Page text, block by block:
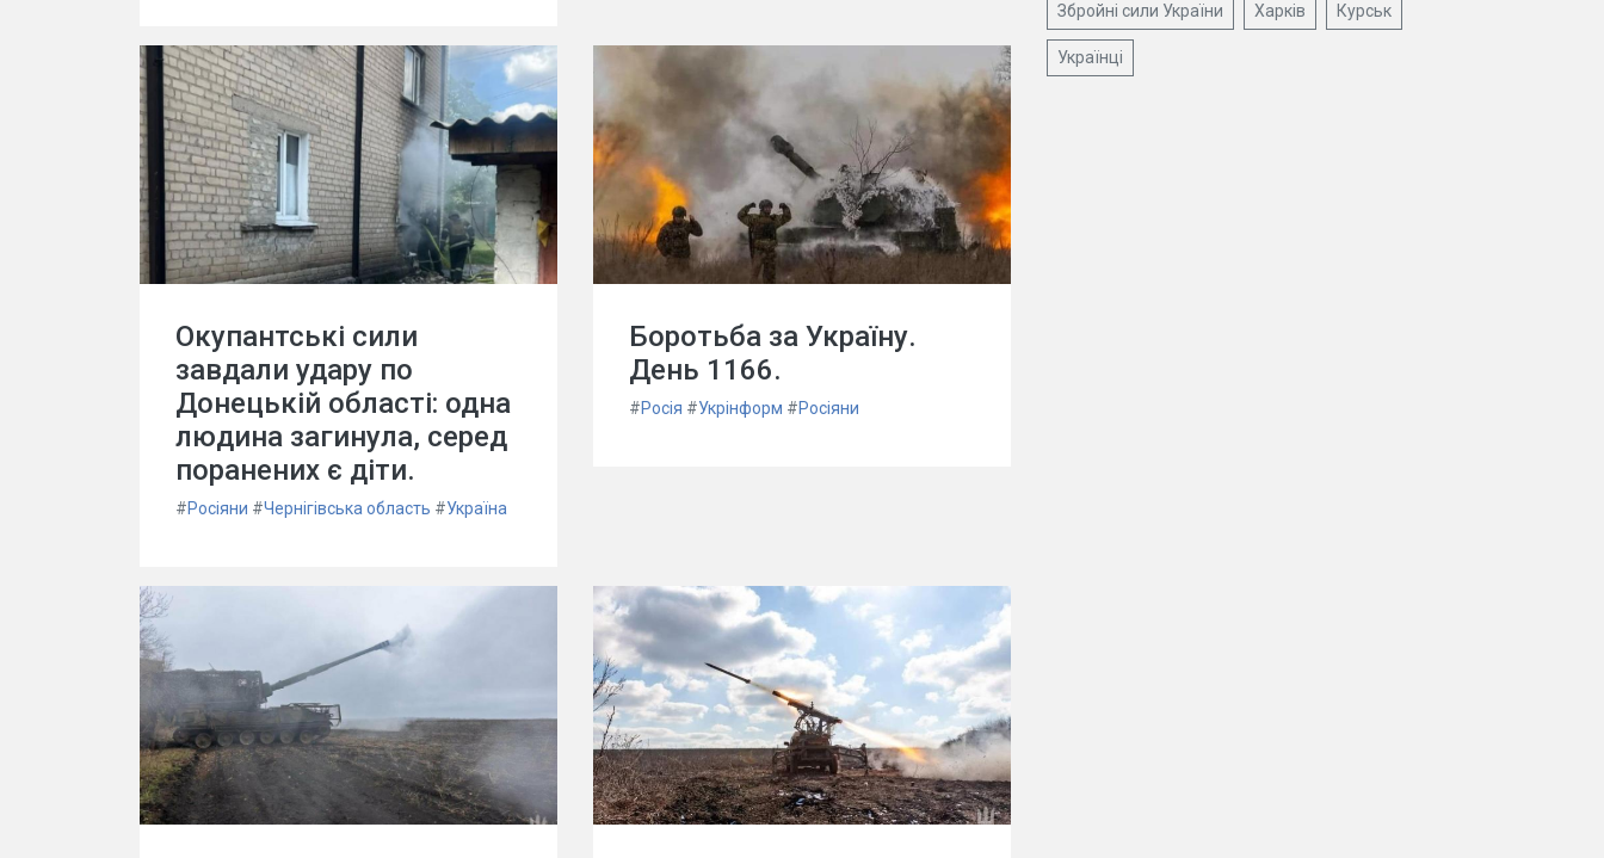
Окупантські сили
завдали удару по
Донецькій області: одна
людина загинула, серед
поранених є діти.
#Росіяни #Чернігівська область #Україна
Боротьба за Україну.
День 1166.
#Росія #Укрінформ #Росіяни
Збройні сили України Харків Курськ
Українці